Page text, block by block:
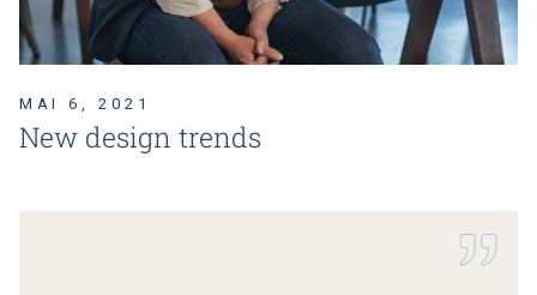
MAI 6, 2021
New design trends